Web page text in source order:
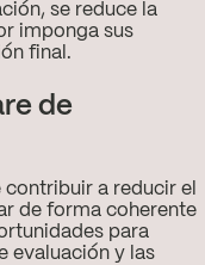
se reduce la
imponga sus
final.
de
contribuir a reducir el
de forma coherente
para
evaluación y las